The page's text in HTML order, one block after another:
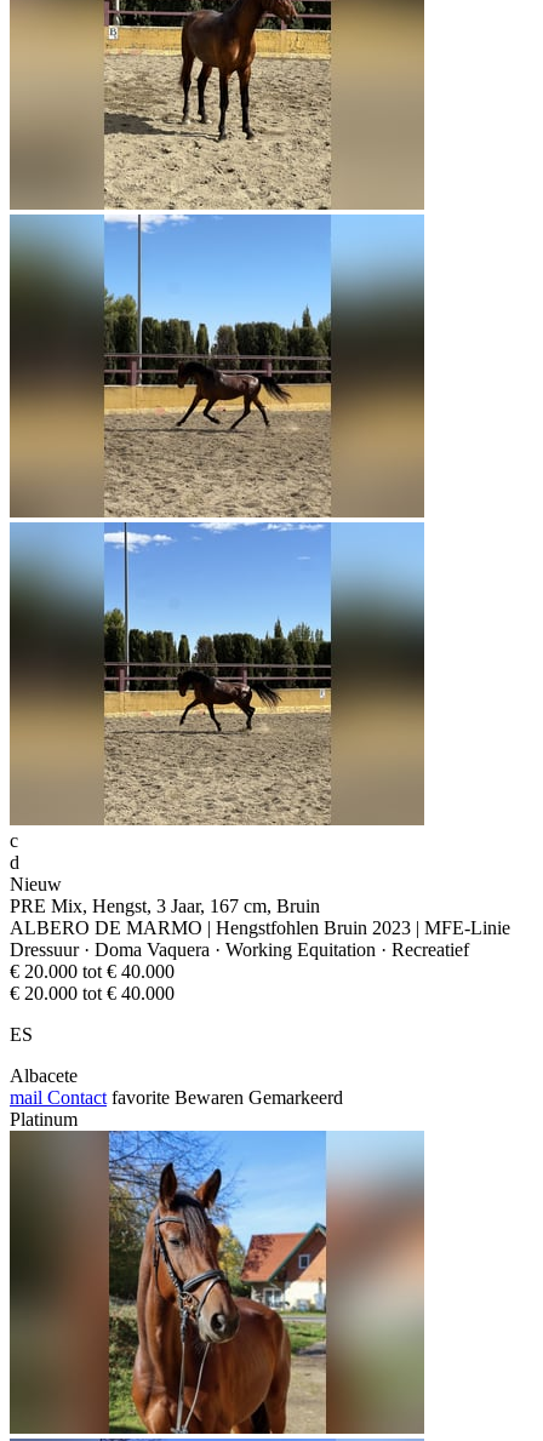
c
d
Nieuw
PRE Mix, Hengst, 3 Jaar, 167 cm, Bruin
ALBERO DE MARMO | Hengstfohlen Bruin 2023 | MFE-Linie
Dressuur · Doma Vaquera · Working Equitation · Recreatief
€ 20.000 tot € 40.000
€ 20.000 tot € 40.000
ES
Albacete
mail Contact favorite Bewaren Gemarkeerd
Platinum